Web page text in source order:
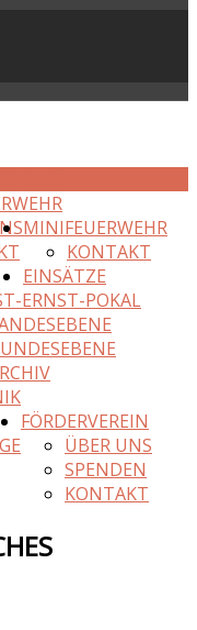
MINIFEUERWEHR
KONTAKT
EINSÄTZE
ERNST-POKAL
FÖRDERVEREIN
ÜBER UNS
SPENDEN
KONTAKT